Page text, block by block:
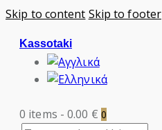
Skip to content Skip to footer
Kassotaki
0 items - 0.00 € 0